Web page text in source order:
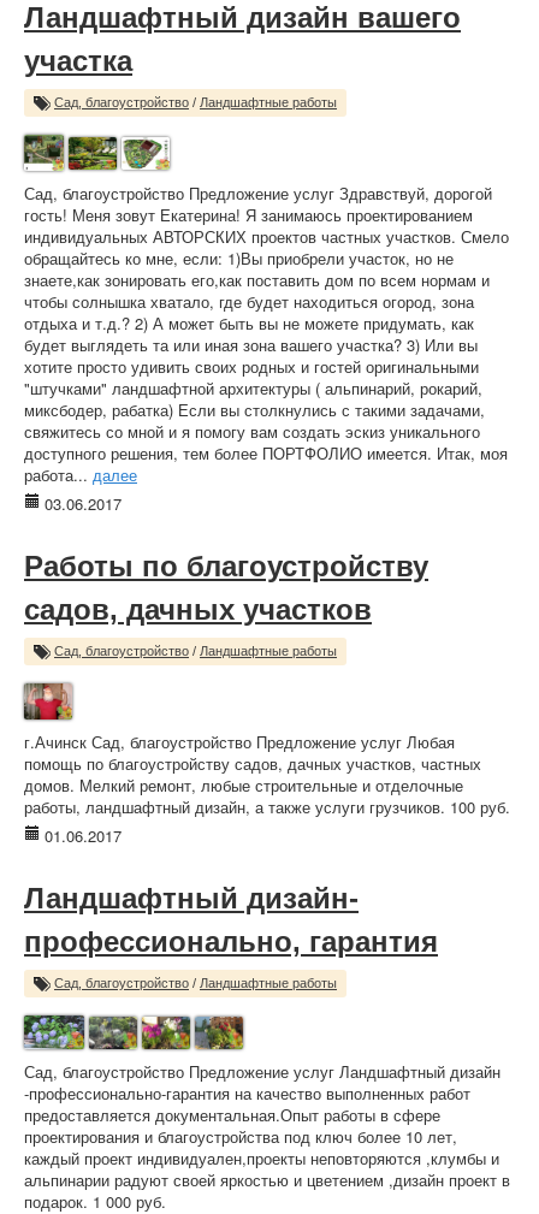
Ландшафтный дизайн вашего
участка
Сад, благоустройство / Ландшафтные работы
Сад, благоустройство Предложение услуг Здравствуй, дорогой
гость! Меня зовут Екатерина! Я занимаюсь проектированием
индивидуальных АВТОРСКИХ проектов частных участков. Смело
обращайтесь ко мне, если: 1)Вы приобрели участок, но не
знаете,как зонировать его,как поставить дом по всем нормам и
чтобы солнышка хватало, где будет находиться огород, зона
отдыха и т.д.? 2) А может быть вы не можете придумать, как
будет выглядеть та или иная зона вашего участка? 3) Или вы
хотите просто удивить своих родных и гостей оригинальными
"штучками" ландшафтной архитектуры ( альпинарий, рокарий,
миксбодер, рабатка) Если вы столкнулись с такими задачами,
свяжитесь со мной и я помогу вам создать эскиз уникального
доступного решения, тем более ПОРТФОЛИО имеется. Итак, моя
работа... далее
03.06.2017
Работы по благоустройству
садов, дачных участков
Сад, благоустройство / Ландшафтные работы
г.Ачинск Сад, благоустройство Предложение услуг Любая
помощь по благоустройству садов, дачных участков, частных
домов. Мелкий ремонт, любые строительные и отделочные
работы, ландшафтный дизайн, а также услуги грузчиков. 100 руб.
01.06.2017
Ландшафтный дизайн-
профессионально, гарантия
Сад, благоустройство / Ландшафтные работы
Сад, благоустройство Предложение услуг Ландшафтный дизайн
-профессионально-гарантия на качество выполненных работ
предоставляется документальная.Опыт работы в сфере
проектирования и благоустройства под ключ более 10 лет,
каждый проект индивидуален,проекты неповторяются ,клумбы и
альпинарии радуют своей яркостью и цветением ,дизайн проект в
подарок. 1 000 руб.